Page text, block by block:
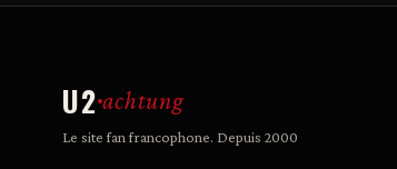
U2 achtung
Le site fan francophone. Depuis 2000